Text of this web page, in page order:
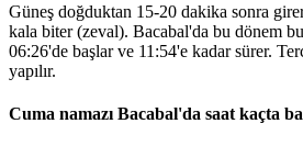
Güneş doğduktan 15-20 dakika sonra
kala biter (zeval). Bacabal'da bu dönem
06:26'de başlar ve 11:54'e kadar sürer.
yapılır.
Cuma namazı Bacabal'da saat kaçta